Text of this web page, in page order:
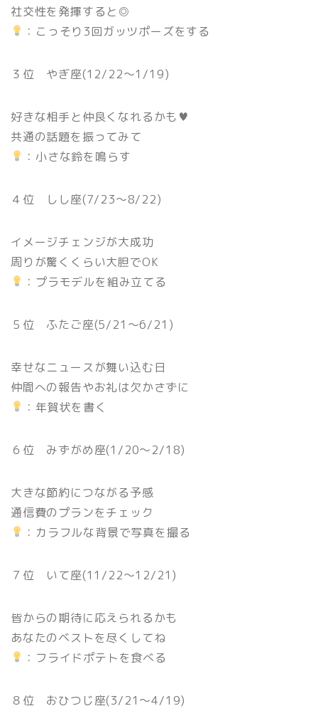
社交性を発揮すると◎
：こっそり3回ガッツポーズをする
３位 やぎ座(12/22〜1/19)
好きな相手と仲良くなれるかも♥
共通の話題を振ってみて
：小さな鈴を鳴らす
４位 しし座(7/23〜8/22)
イメージチェンジが大成功
周りが驚くくらい大胆でOK
：プラモデルを組み立てる
５位 ふたご座(5/21〜6/21)
幸せなニュースが舞い込む日
仲間への報告やお礼は欠かさずに
：年賀状を書く
６位 みずがめ座(1/20〜2/18)
大きな節約につながる予感
通信費のプランをチェック
：カラフルな背景で写真を撮る
７位 いて座(11/22〜12/21)
皆からの期待に応えられるかも
あなたのベストを尽くしてね
：フライドポテトを食べる
８位 おひつじ座(3/21〜4/19)